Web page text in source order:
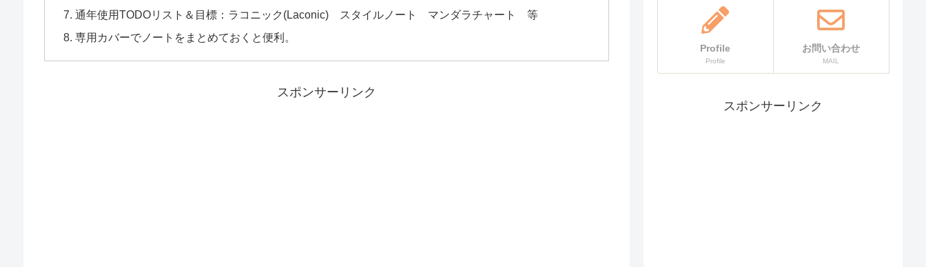
通年使用TODOリスト＆目標：ラコニック(Laconic) スタイルノート マンダラチャート 等
専用カバーでノートをまとめておくと便利。
スポンサーリンク
Profile
Profile
お問い合わせ
MAIL
スポンサーリンク